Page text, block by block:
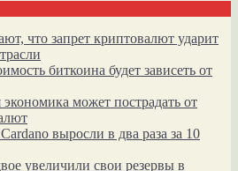
что запрет криптовалют ударит
биткоина будет зависеть от
может пострадать от
выросли в два раза за 10
увеличили свои резервы в